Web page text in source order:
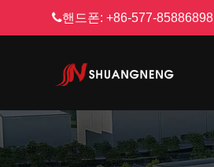
핸드폰:+86-577-85886898